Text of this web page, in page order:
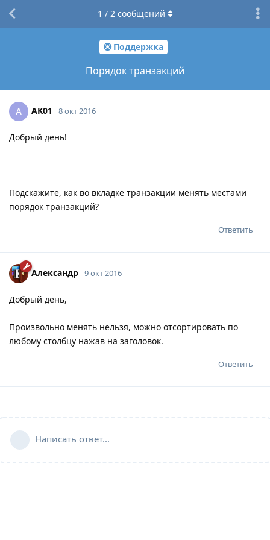
Поддержка
Порядок транзакций
1 / 2сообщений
A AK01 8 окт 2016
Добрый день!
Подскажите, как во вкладке транзакции менять местами
порядок транзакций?
Ответить
Александр 9 окт 2016
Добрый день,
Произвольно менять нельзя, можно отсортировать по
любому столбцу нажав на заголовок.
Ответить
Написать ответ...